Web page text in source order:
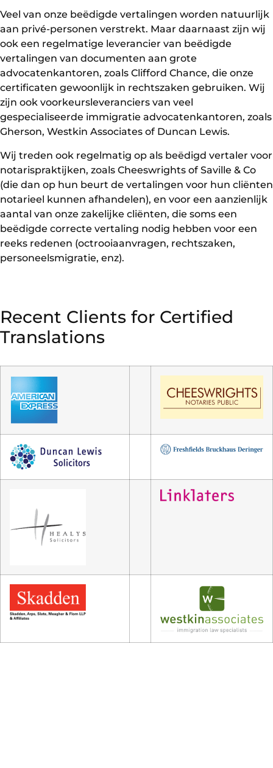
Veel van onze beëdigde vertalingen worden natuurlijk
aan privé-personen verstrekt. Maar daarnaast zijn wij
ook een regelmatige leverancier van beëdigde
vertalingen van documenten aan grote
advocatenkantoren, zoals Clifford Chance, die onze
certificaten gewoonlijk in rechtszaken gebruiken. Wij
zijn ook voorkeursleveranciers van veel
gespecialiseerde immigratie advocatenkantoren, zoals
Gherson, Westkin Associates of Duncan Lewis.
Wij treden ook regelmatig op als beëdigd vertaler voor
notarispraktijken, zoals Cheeswrights of Saville & Co
(die dan op hun beurt de vertalingen voor hun cliënten
notarieel kunnen afhandelen), en voor een aanzienlijk
aantal van onze zakelijke cliënten, die soms een
beëdigde correcte vertaling nodig hebben voor een
reeks redenen (octrooiaanvragen, rechtszaken,
personeelsmigratie, enz).
Recent Clients for Certified
Translations